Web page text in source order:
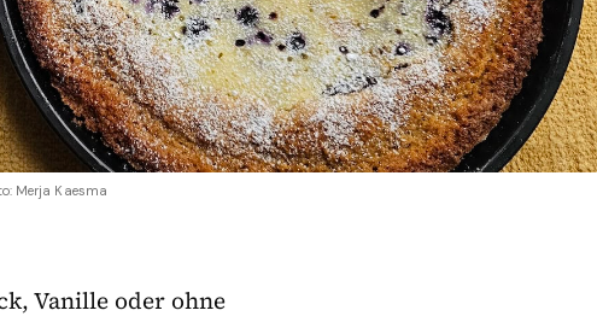
Merja Kaesma
Vanille oder ohne